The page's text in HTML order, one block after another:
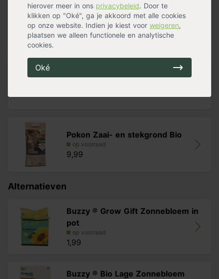
hierover meer in ons privacybeleid. Door te
klikken op "Oké", ga je akkoord met alle cookies
op onze website. Indien je kiest voor weigeren,
plaatsen we alleen functionele en analytische
cookies.
Oké
Bats
op voorraad
20,00
Pokon Zaai- en stekgrond Bio
op voorraad
9,99
Alternatieven
Buzzy ® Grow Gift Zonnebloem in
pot
op voorraad
1,99
Buzzy ® Bio Lage Zonnebloem